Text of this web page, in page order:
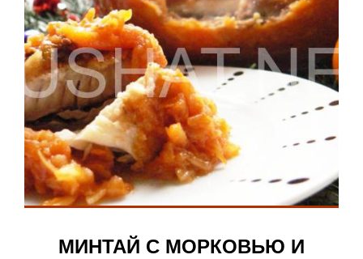
МИНТАЙ С МОРКОВЬЮ И